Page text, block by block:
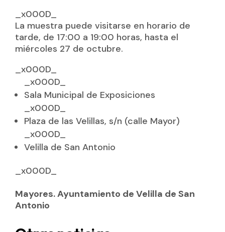
_x000D_
La muestra puede visitarse en horario de
tarde, de 17:00 a 19:00 horas, hasta el
miércoles 27 de octubre.
_x000D_
_x000D_
Sala Municipal de Exposiciones
_x000D_
Plaza de las Velillas, s/n (calle Mayor)
_x000D_
Velilla de San Antonio
_x000D_
Mayores. Ayuntamiento de Velilla de San
Antonio